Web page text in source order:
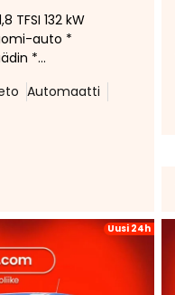
TFSI 132 kW
auto *
*
Automaatti
Uusi 24h